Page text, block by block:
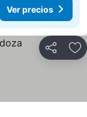
Ver precios
Compartir